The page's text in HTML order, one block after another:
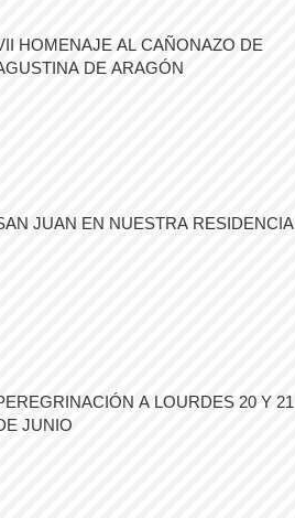
HOMENAJE AL CAÑONAZO DE
DE ARAGÓN
JUAN EN NUESTRA RESIDENCIA
A LOURDES 20 Y 21
JUNIO